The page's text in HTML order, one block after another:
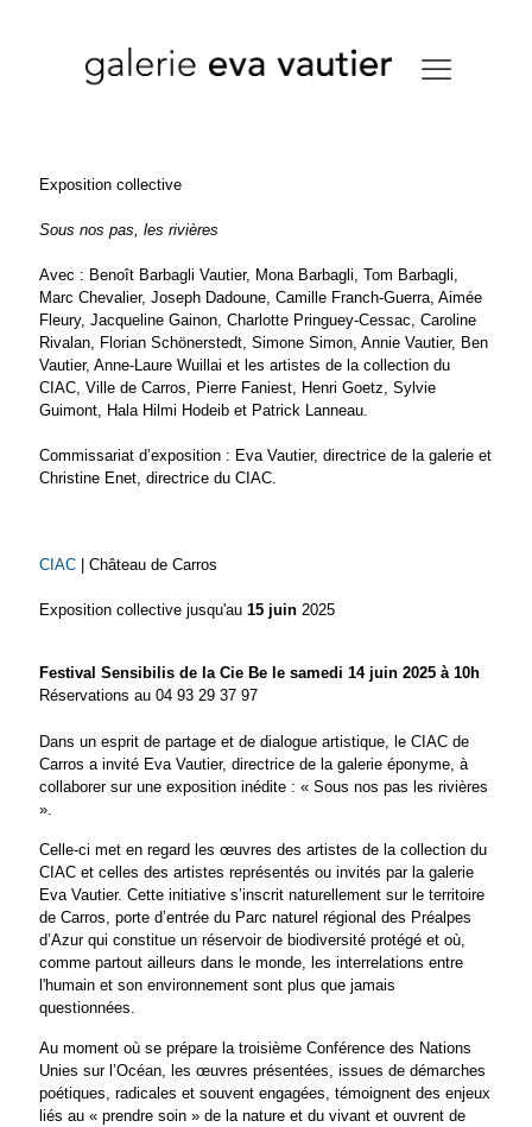
Exposition collective
Sous nos pas, les rivières
Avec : Benoît Barbagli Vautier, Mona Barbagli, Tom Barbagli,
Marc Chevalier, Joseph Dadoune, Camille Franch-Guerra, Aimée
Fleury, Jacqueline Gainon, Charlotte Pringuey-Cessac, Caroline
Rivalan, Florian Schönerstedt, Simone Simon, Annie Vautier, Ben
Vautier, Anne-Laure Wuillai et les artistes de la collection du
CIAC, Ville de Carros, Pierre Faniest, Henri Goetz, Sylvie
Guimont, Hala Hilmi Hodeib et Patrick Lanneau.
Commissariat d’exposition : Eva Vautier, directrice de la galerie et
Christine Enet, directrice du CIAC.
CIAC | Château de Carros
Exposition collective jusqu'au 15 juin 2025
Festival Sensibilis de la Cie Be le samedi 14 juin 2025 à 10h
Réservations au 04 93 29 37 97
Dans un esprit de partage et de dialogue artistique, le CIAC de
Carros a invité Eva Vautier, directrice de la galerie éponyme, à
collaborer sur une exposition inédite : « Sous nos pas les rivières
».
Celle-ci met en regard les œuvres des artistes de la collection du
CIAC et celles des artistes représentés ou invités par la galerie
Eva Vautier. Cette initiative s’inscrit naturellement sur le territoire
de Carros, porte d’entrée du Parc naturel régional des Préalpes
d’Azur qui constitue un réservoir de biodiversité protégé et où,
comme partout ailleurs dans le monde, les interrelations entre
l'humain et son environnement sont plus que jamais
questionnées.
Au moment où se prépare la troisième Conférence des Nations
Unies sur l’Océan, les œuvres présentées, issues de démarches
poétiques, radicales et souvent engagées, témoignent des enjeux
liés au « prendre soin » de la nature et du vivant et ouvrent de